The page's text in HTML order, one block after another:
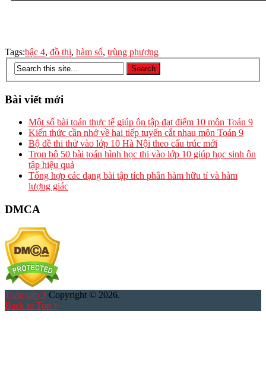
Tags:bậc 4, đồ thị, hàm số, trùng phương
Bài viết mới
Một số bài toán thực tế giúp ôn tập đạt điểm 10 môn Toán 9
Kiến thức cần nhớ về hai tiếp tuyến cắt nhau môn Toán 9
Bộ đề thi thử vào lớp 10 Hà Nội theo cấu trúc mới
Trọn bộ 50 bài toán hình học thi vào lớp 10 giúp học sinh ôn
tập hiệu quả
Tổng hợp các dạng bài tập tích phân hàm hữu tỉ và hàm
lượng giác
DMCA
Toán cấp 3 Copyright © 2026.
Back to Top ↑